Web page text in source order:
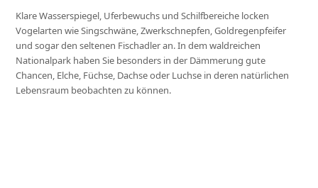
Klare Wasserspiegel, Uferbewuchs und Schilfbereiche locken
Vogelarten wie Singschwäne, Zwerkschnepfen, Goldregenpfeifer
und sogar den seltenen Fischadler an. In dem waldreichen
Nationalpark haben Sie besonders in der Dämmerung gute
Chancen, Elche, Füchse, Dachse oder Luchse in deren natürlichen
Lebensraum beobachten zu können.